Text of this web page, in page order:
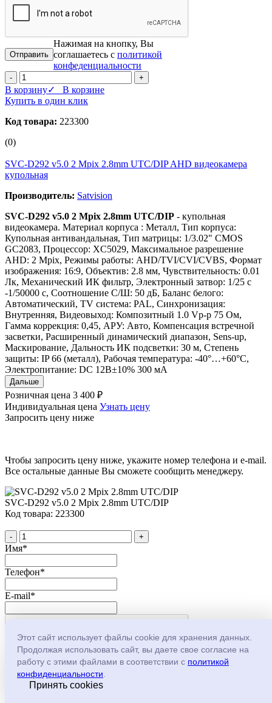
Нажимая на кнопку, Вы
соглашаетесь с политикой
конфеденциальности
- +
В корзину✓ В корзине
Купить в один клик
Код товара: 223300
(0)
SVC-D292 v5.0 2 Mpix 2.8mm UTC/DIP AHD видеокамера
купольная
Производитель: Satvision
SVC-D292 v5.0 2 Mpix 2.8mm UTC/DIP - купольная
видеокамера. Материал корпуса : Металл, Тип корпуса:
Купольная антивандальная, Тип матрицы: 1/3.02" CMOS
GС2083, Процессор: XC5029, Максимальное разрешение
AHD: 2 Mpix, Режимы работы: AHD/TVI/CVI/CVBS, Формат
изображения: 16:9, Объектив: 2.8 мм, Чувствительность: 0.01
Лк, Механический ИК фильтр, Электронный затвор: 1/25 с
-1/50000 с, Соотношение С/Ш: 50 дБ, Баланс белого:
Автоматический, TV система: PAL, Синхронизация:
Внутренняя, Видеовыход: Композитный 1.0 Vp-p 75 Ом,
Гамма коррекция: 0,45, АРУ: Авто, Компенсация встречной
засветки, Расширенный динамический диапазон, Sens-up,
Маскирование, Дальность ИК подсветки: 30 м, Степень
защиты: IP 66 (металл), Рабочая температура: -40°…+60°C,
Электропитание: DC 12B±10% 300 мА
Дальше
Розничная цена 3 400 ₽
Индивидуальная цена Узнать цену
Запросить цену ниже
Чтобы запросить цену ниже, укажите номер телефона и e-mail.
Все остальные данные Вы сможете сообщить менеджеру.
SVC-D292 v5.0 2 Mpix 2.8mm UTC/DIP
Код товара: 223300
- +
Имя*
Телефон*
E-mail*
Нажимая на кнопку, Вы
соглашаетесь с
конфеденциальности
Этот сайт использует файлы cookie для хранения данных.
Продолжая использовать сайт, вы даете свое согласие на
работу с этими файлами в соответствии с политикой
конфиденциальности
Принять cookies